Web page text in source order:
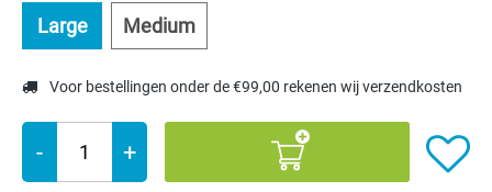
Large
Medium
Voor bestellingen onder de €99,00 rekenen wij verzendkosten
- +